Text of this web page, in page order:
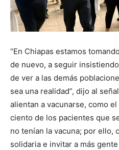
“En Chiapas estamos
de nuevo, a seguir
de ver a las demás
sea una realidad”, dijo al
alientan a vacunarse, como
ciento de los pacientes que
no tenían la vacuna; por ello,
solidaria e invitar a más